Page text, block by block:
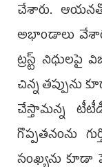
చేశారు.
అభాండాలు
ట్రస్ట్‌ నిధులపై
చిన్న తప్పును
చేస్తామన్న
గొప్పతనంను
సంఖ్యను కూడా